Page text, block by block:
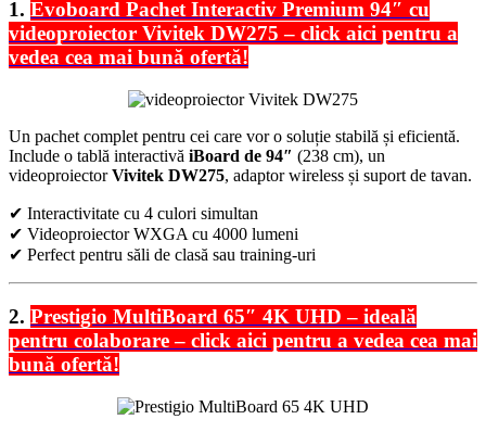
1. Evoboard Pachet Interactiv Premium 94″ cu
videoproiector Vivitek DW275 – click aici pentru a
vedea cea mai bună ofertă!
Un pachet complet pentru cei care vor o soluție stabilă și eficientă.
Include o tablă interactivă iBoard de 94″ (238 cm), un
videoproiectorVivitek DW275, adaptor wireless și suport de tavan.
✔ Interactivitate cu 4 culori simultan
✔ Videoproiector WXGA cu 4000 lumeni
✔ Perfect pentru săli de clasă sau training-uri
2. Prestigio MultiBoard 65″ 4K UHD – ideală
pentru colaborare – click aici pentru a vedea cea mai
bună ofertă!